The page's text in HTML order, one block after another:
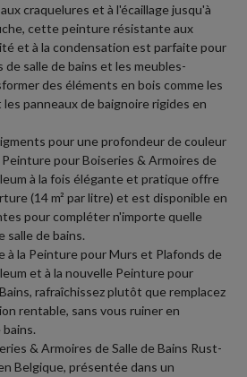
craquelures et à l'écaillage jusqu'à
cette peinture résistante aux
et à la condensation est parfaite pour
de salle de bains et les meubles-
des éléments en bois comme les
panneaux de baignoire rigides en
pour une profondeur de couleur
pour Boiseries & Armoires de
à la fois élégante et pratique offre
(14 m² par litre) et est disponible en
pour compléter n'importe quelle
salle de bains.
à la Peinture pour Murs et Plafonds de
et à la nouvelle Peinture pour
rafraîchissez plutôt que remplacez
rentable, sans vous ruiner en
& Armoires de Salle de Bains Rust-
Belgique, présentée dans un